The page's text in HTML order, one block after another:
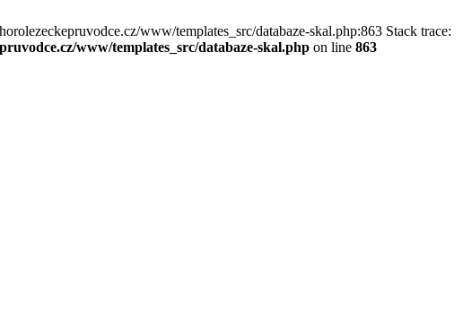
www/templates_src/databaze-skal.php:863 Stack trace:
www/templates_src/databaze-skal.php on line 863